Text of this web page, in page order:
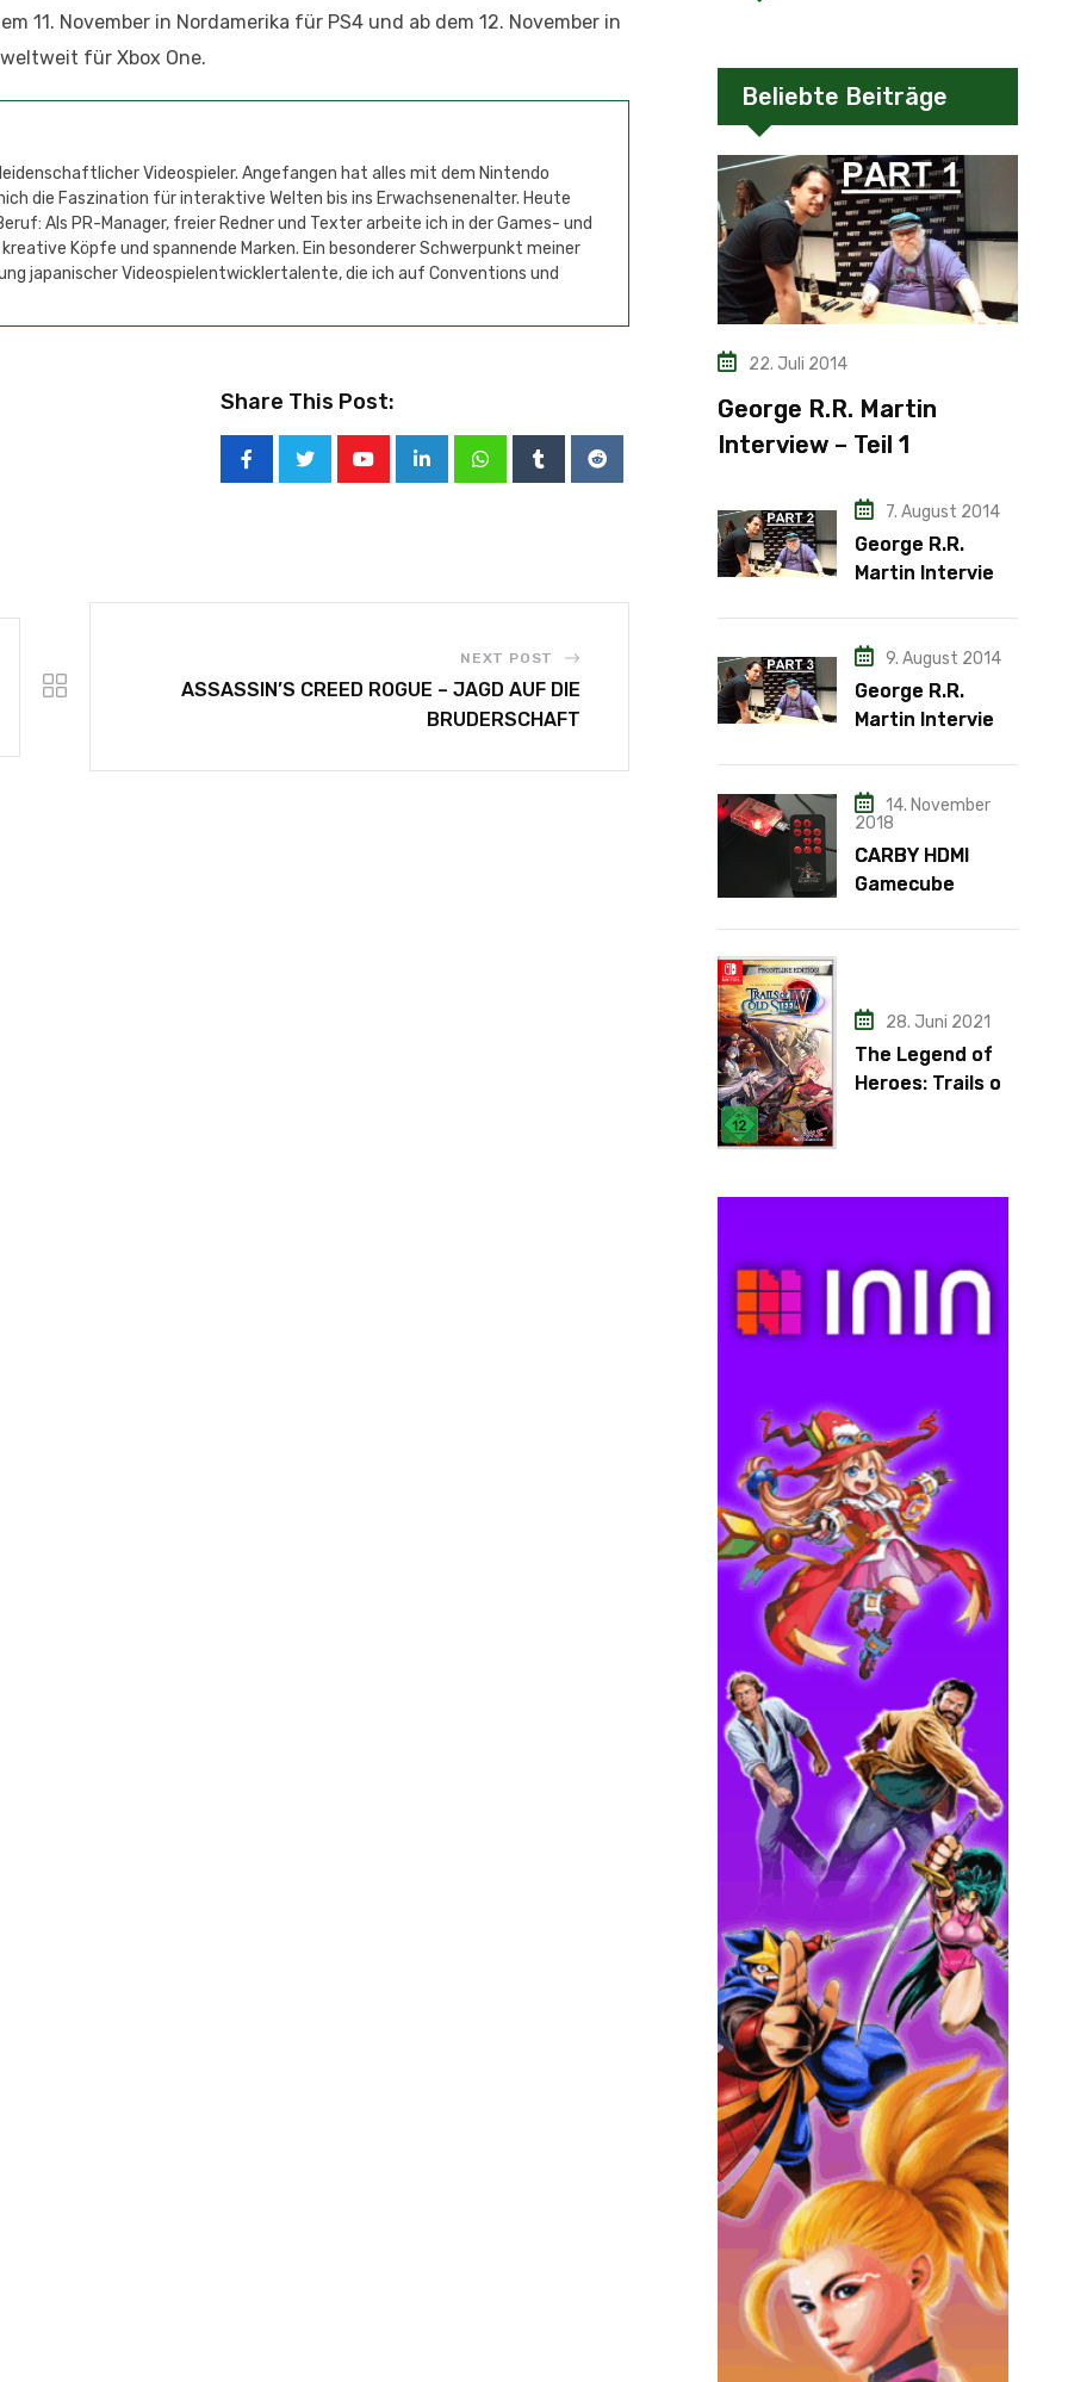
11. November in Nordamerika für PS4 und ab dem 12. November in
für Xbox One.
Videospieler. Angefangen hat alles mit dem Nintendo
die Faszination für interaktive Welten bis ins Erwachsenenalter. Heute
Als PR-Manager, freier Redner und Texter arbeite ich in der Games- und
Köpfe und spannende Marken. Ein besonderer Schwerpunkt meiner
japanischer Videospielentwicklertalente, die ich auf Conventions und
Share This Post:
NEXT POST
ASSASSIN’S CREED ROGUE – JAGD AUF DIE
BRUDERSCHAFT
Beliebte Beiträge
22. Juli 2014
George R.R. Martin
Interview – Teil 1
7. August 2014
George R.R.
Martin Interview
9. August 2014
George R.R.
Martin Interview
14. November
2018
CARBY HDMI
Gamecube
28. Juni 2021
The Legend of
Heroes: Trails of